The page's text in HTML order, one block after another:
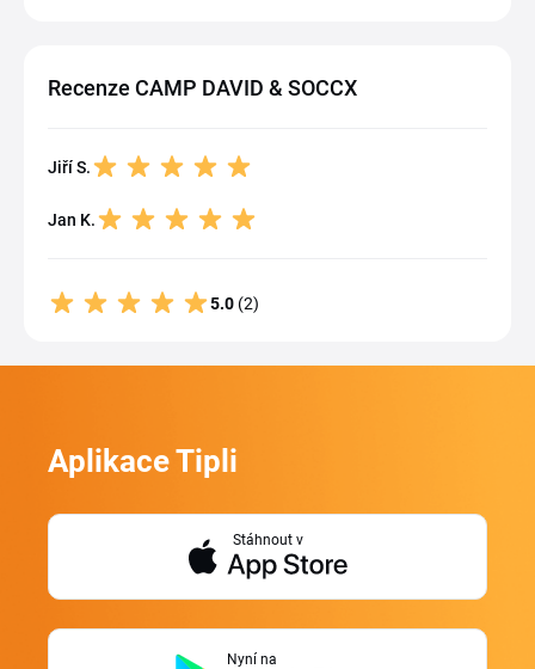
Recenze CAMP DAVID & SOCCX
Jiří S.
Jan K.
5.0 (2)
Aplikace Tipli
Stáhnout v
Nyní na